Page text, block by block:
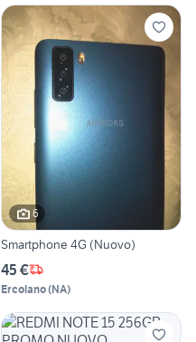
6
Smartphone 4G (Nuovo)
45 €
Ercolano(NA)